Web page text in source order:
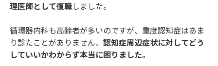
理医師として復職しました。
循環器内科も高齢者が多いのですが、重度認知症はあま
り診たことがありません。 認知症周辺症状に対してどう
していいかわからず本当に困りました。